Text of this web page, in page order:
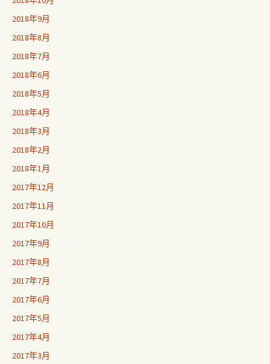
2018年9月
2018年8月
2018年7月
2018年6月
2018年5月
2018年4月
2018年3月
2018年2月
2018年1月
2017年12月
2017年11月
2017年10月
2017年9月
2017年8月
2017年7月
2017年6月
2017年5月
2017年4月
2017年3月